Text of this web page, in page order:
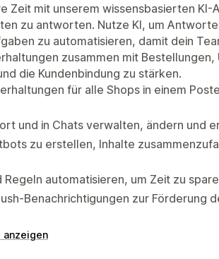
Zeit mit unserem wissensbasierten KI-
zu antworten. Nutze KI, um
zu automatisieren, damit dein
zusammen mit Bestellungen,
die Kundenbindung zu stärken.
für alle Shops in einem
und in Chats verwalten, ändern und
zu erstellen, Inhalte
automatisieren, um Zeit zu
Benachrichtigungen zur Förderung
anzeigen